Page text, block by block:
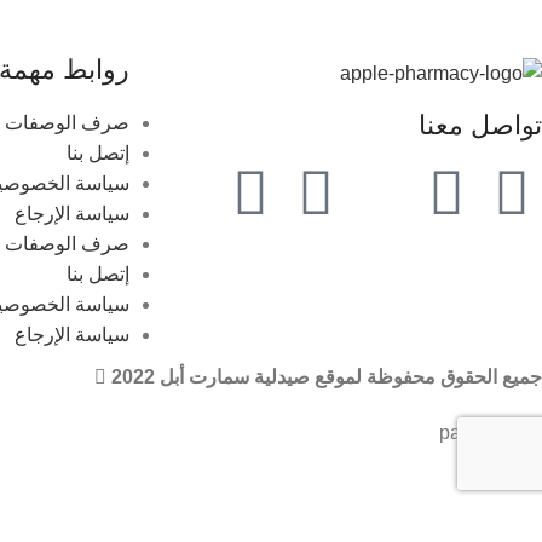
تواصل معنا
روابط مهمة
صرف الوصفات
إتصل بنا
سياسة
سياسة الإرجاع
صرف الوصفات
إتصل بنا
سياسة
سياسة الإرجاع
جميع الحقوق محفوظة لموقع صيدلية سمارت أبل 2022